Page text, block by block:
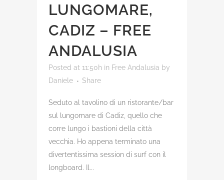
LUNGOMARE,
CADIZ – FREE
ANDALUSIA
Posted at 11:50h in Free Andalusia by
Daniele
Share
Seduto al tavolino di un ristorante/bar
sul lungomare di Cadiz, quello che
corre lungo i bastioni della città
vecchia. Ho appena terminato una
divertentissima session di surf con il
longboard. Il...